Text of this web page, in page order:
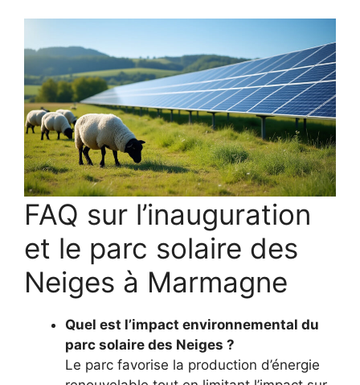
FAQ sur l’inauguration
et le parc solaire des
Neiges à Marmagne
Quel est l’impact environnemental du
parc solaire des Neiges ?
Le parc favorise la production d’énergie